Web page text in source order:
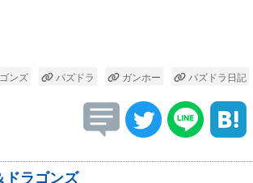
ンズ パズドラ ガンホー パズドラ日記
ドラゴンズ